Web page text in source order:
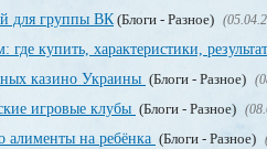
для группы ВК(Блоги - Разное)
купить, характеристики,
казино Украины (Блоги - Разное)
игровые клубы (Блоги - Разное)
на ребёнка (Блоги - Разное)